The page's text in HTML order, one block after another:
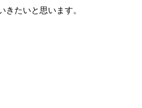
たいと思います。